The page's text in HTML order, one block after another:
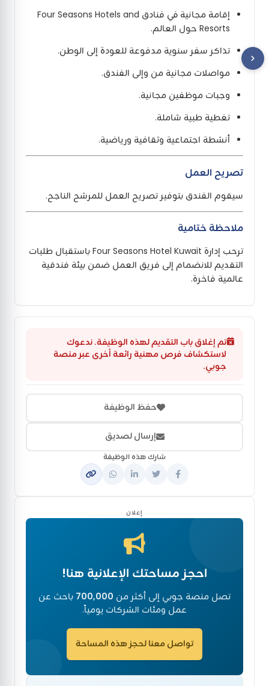
تم إغلاق باب التقديم لهذه الوظيفة. ندعوك
لاستكشاف فرص مهنية رائعة أخرى عبر منصة
جوبي.
حفظ الوظيفة
إرسال لصديق
شارك هذه الوظيفة
إعلان
احجز مساحتك الإعلانية هنا!
تصل منصة جوبي إلى أكثر من 700,000 باحث عن
عمل ومئات الشركات يومياً.
تواصل معنا لحجز هذه المساحة
إقامة مجانية في فنادق Four Seasons Hotels and
Resorts حول العالم.
تذاكر سفر سنوية مدفوعة للعودة إلى الوطن.
مواصلات مجانية من وإلى الفندق.
وجبات موظفين مجانية.
تغطية طبية شاملة.
أنشطة اجتماعية وثقافية ورياضية.
تصريح العمل
سيقوم الفندق بتوفير تصريح العمل للمرشح الناجح.
ملاحظة ختامية
ترحب إدارة Four Seasons Hotel Kuwait باستقبال طلبات
التقديم للانضمام إلى فريق العمل ضمن بيئة فندقية
عالمية فاخرة.